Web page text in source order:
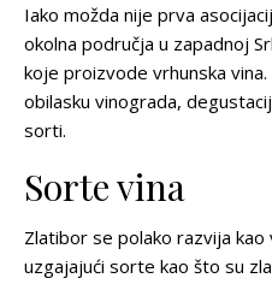
Iako možda nije prva
okolna područja u zapadnoj
koje proizvode vrhunska
obilasku vinograda,
sorti.
Sorte vina
Zlatibor se polako razvija
uzgajajući sorte kao što su